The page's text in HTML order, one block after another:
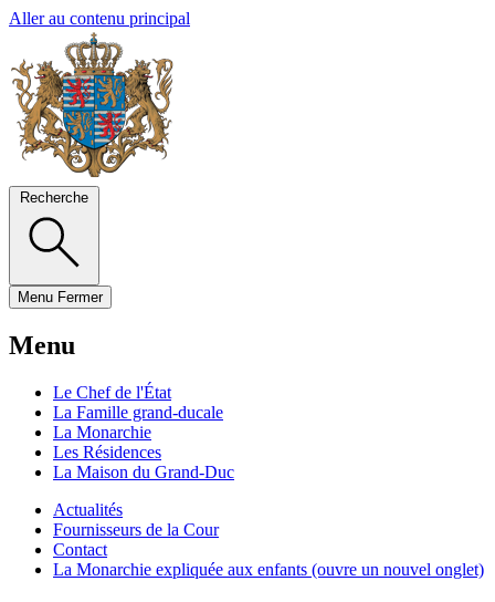
Aller au contenu principal
Recherche
Menu Fermer
Menu
Le Chef de l'État
La Famille grand-ducale
La Monarchie
Les Résidences
La Maison du Grand-Duc
Actualités
Fournisseurs de la Cour
Contact
La Monarchie expliquée aux enfants (ouvre un nouvel onglet)